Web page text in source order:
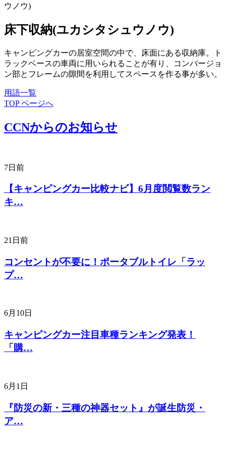
ウノウ)
床下収納(ユカシタシュウノウ)
キャンピングカーの居室空間の中で、床面にある収納庫。ト
ラックベースの車両に用いられることが有り、コンバージョ
ン部とフレームの隙間を利用してスペースを作る事が多い。
用語一覧
TOP ページへ
CCNからのお知らせ
7日前
【キャンピングカー比較ナビ】6月度閲覧数ラン
キ…
21日前
コンセントが不要に！ポータブルトイレ「ラッ
プ…
6月10日
キャンピングカー注目車種ランキング発表！
「購…
6月1日
『防災の新・三種の神器セット』が誕生防災・
ア…